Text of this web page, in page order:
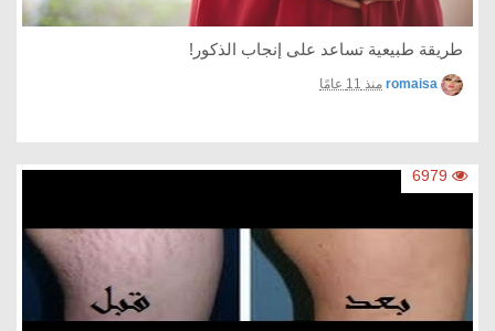
طريقة طبيعية تساعد على إنجاب الذكور!
romaisa منذ 11 عامًا
6979